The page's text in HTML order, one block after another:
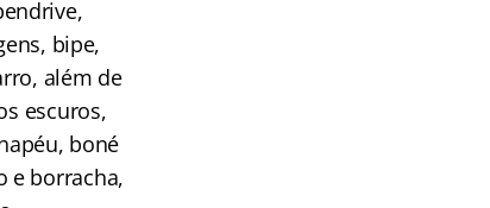
bipe,
além de
escuros,
boné
e borracha,